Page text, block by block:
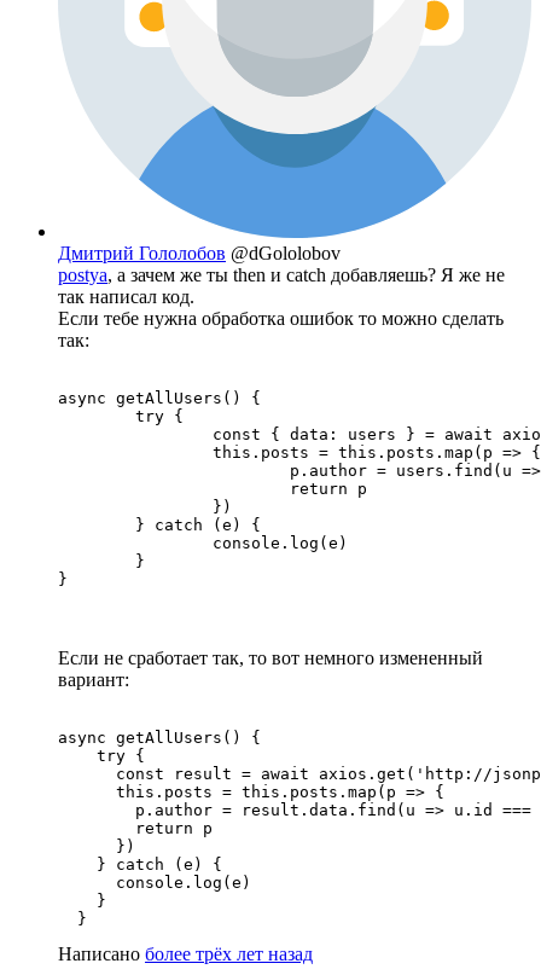
Дмитрий Гололобов @dGololobov
postya, а зачем же ты then и catch добавляешь? Я же не
так написал код.
Если тебе нужна обработка ошибок то можно сделать
так:
async getAllUsers() {
}
Если не сработает так, то вот немного измененный
вариант:
async getAllUsers() {
    try {
const result = await axios.get('http://
      this.posts = this.posts.map(p => {
p.author = result.data.find(u => u.id ===
        return p
      })
    } catch (e) {
      console.log(e)
    }
  }
Написано более трёх лет назад